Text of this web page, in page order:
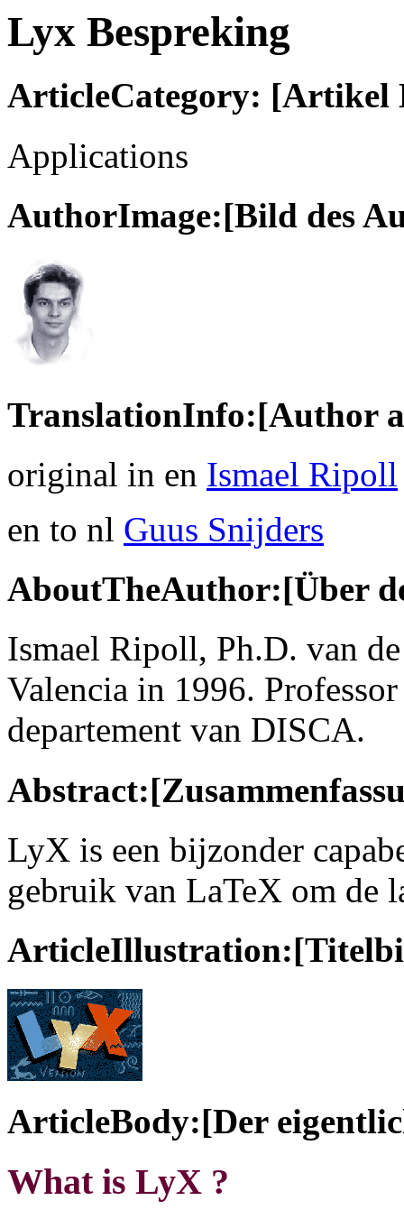
Lyx Bespreking
ArticleCategory: [Artikel
Applications
AuthorImage:[Bild des
TranslationInfo:[Author
original in en Ismael Ripoll
en to nl Guus Snijders
AboutTheAuthor:[Über
Ismael Ripoll, Ph.D. van
Valencia in 1996.
departement van DISCA.
LyX is een bijzonder
gebruik van LaTeX om de
ArticleBody:[Der
What is LyX ?